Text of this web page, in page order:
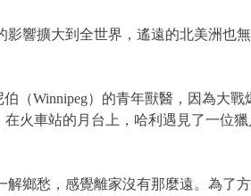
擴大到全世界，遙遠的北美洲也
Winnipeg）的青年獸醫，因為大
火車站的月台上，哈利遇見了一位
愁，感覺離家沒有那麼遠。為了